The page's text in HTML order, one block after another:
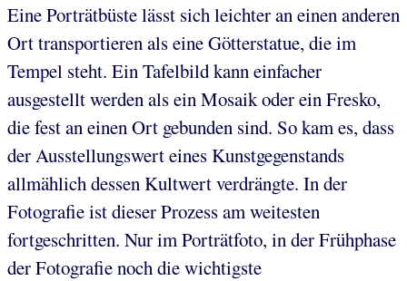
Eine Porträtbüste lässt sich leichter an einen anderen
Ort transportieren als eine Götterstatue, die im
Tempel steht. Ein Tafelbild kann einfacher
ausgestellt werden als ein Mosaik oder ein Fresko,
die fest an einen Ort gebunden sind. So kam es, dass
der Ausstellungswert eines Kunstgegenstands
allmählich dessen Kultwert verdrängte. In der
Fotografie ist dieser Prozess am weitesten
fortgeschritten. Nur im Porträtfoto, in der Frühphase
der Fotografie noch die wichtigste